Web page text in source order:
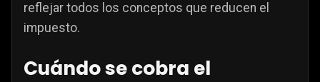
reflejar todos los conceptos que reducen el
impuesto.
Cuándo se cobra el